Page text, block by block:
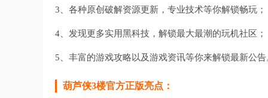
3、各种原创破解资源更新，专业技术等你解锁畅玩；
4、发现更多实用黑科技，解锁最大最潮的玩机社区；
5、丰富的游戏攻略以及游戏资讯等你来解锁最新公告
葫芦侠3楼官方正版亮点：